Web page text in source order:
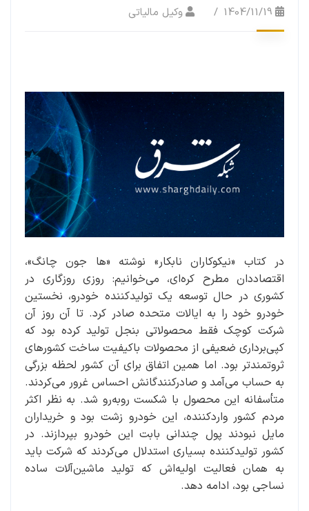
1404/11/19 وکیل مالیاتی
در کتاب «نیکوکاران نابکار» نوشته «ها جون چانگ»،
اقتصاددان مطرح کره‌ای، می‌خوانیم: روزی روزگاری در
کشوری در حال توسعه یک تولیدکننده خودرو، نخستین
خودرو خود را به ایالات متحده صادر کرد. تا آن روز آن
شرکت کوچک فقط محصولاتی بنجل تولید کرده بود که
کپی‌برداری ضعیفی از محصولات باکیفیت ساخت کشورهای
ثروتمندتر بود. اما همین اتفاق برای آن کشور لحظه بزرگی
به حساب می‌آمد و صادرکنندگانش احساس غرور می‌کردند.
متأسفانه این محصول با شکست روبه‌رو شد. به نظر اکثر
مردم کشور واردکننده، این خودرو زشت بود و خریداران
مایل نبودند پول چندانی بابت این خودرو بپردازند. در
کشور تولیدکننده بسیاری استدلال می‌کردند که شرکت باید
به همان فعالیت اولیه‌اش که تولید ماشین‌آلات ساده
نساجی بود، ادامه دهد.